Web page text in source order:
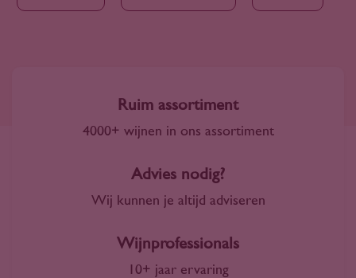
Ruim assortiment
4000+ wijnen in ons assortiment
Advies nodig?
Wij kunnen je altijd adviseren
Wijnprofessionals
10+ jaar ervaring